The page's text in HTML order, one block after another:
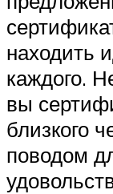
находить
каждого.
вы
близкого
поводом